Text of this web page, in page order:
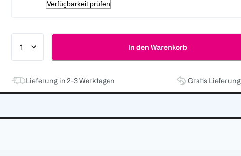
Verfügbarkeit prüfen
In den Warenkorb
Lieferung in 2-3 Werktagen Gratis